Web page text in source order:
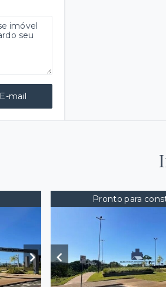
E-mail
Pronto para